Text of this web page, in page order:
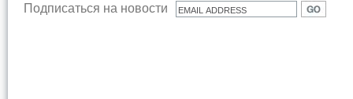
Подписаться на новости